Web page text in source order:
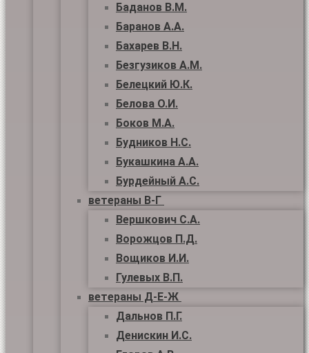
Баданов В.М.
Баранов А.А.
Бахарев В.Н.
Безгузиков А.М.
Белецкий Ю.К.
Белова О.И.
Боков М.А.
Будников Н.С.
Букашкина А.А.
Бурдейный А.С.
ветераны В-Г
Вершкович С.А.
Ворожцов П.Д.
Вощиков И.И.
Гулевых В.П.
ветераны Д-Е-Ж
Дальнов П.Г.
Денискин И.С.